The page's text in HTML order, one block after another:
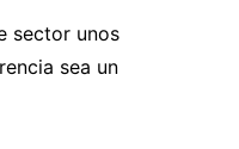
sector unos
sea un